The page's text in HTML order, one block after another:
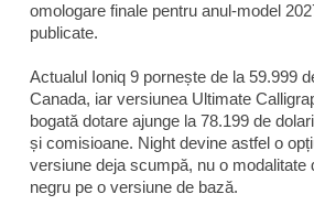
omologare finale pentru anul-model
publicate.
Actualul Ioniq 9 pornește de la 59.999
Canada, iar versiunea Ultimate
bogată dotare ajunge la 78.199 de
și comisioane. Night devine astfel o
versiune deja scumpă, nu o modalitate
negru pe o versiune de bază.